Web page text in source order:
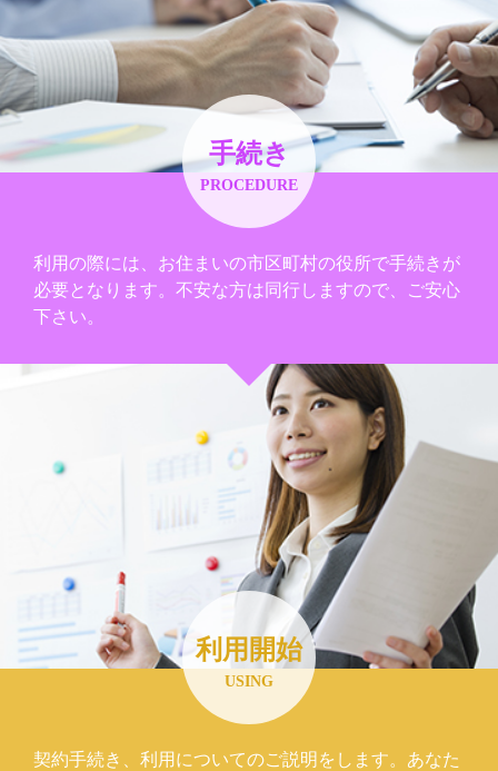
手続き
PROCEDURE
利用の際には、お住まいの市区町村の役所で手続きが
必要となります。不安な方は同行しますので、ご安心
下さい。
利用開始
USING
契約手続き、利用についてのご説明をします。あなた